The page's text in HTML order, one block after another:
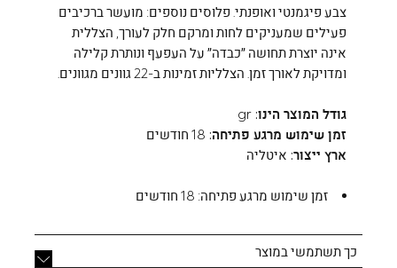
כך תשתמשי במוצר
צבע פיגמנטי ואופנתי. פלוסים נוספים: מועשר ברכיבים
פעילים שמעניקים לחות ומרקם חלק לעורך, הצללית
אינה יוצרת תחושה ״כבדה״ על העפעף ונותרת קלילה
ומדויקת לאורך זמן. הצלליות זמינות ב-22 גוונים מגוונים.
גודל המוצר הינו:gr
זמן שימוש מרגע פתיחה: 18 חודשים
ארץ ייצור: איטליה
זמן שימוש מרגע פתיחה: 18 חודשים